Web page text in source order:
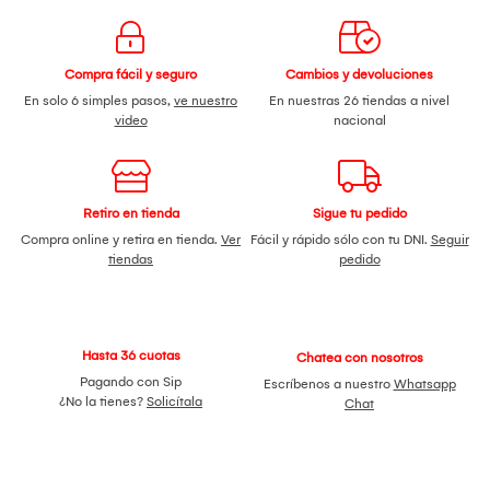
Compra fácil y seguro
En solo 6 simples pasos, ve nuestro
video
Cambios y devoluciones
En nuestras 26 tiendas a nivel
nacional
Retiro en tienda
Compra online y retira en tienda. Ver
tiendas
Sigue tu pedido
Fácil y rápido sólo con tu DNI. Seguir
pedido
Hasta 36 cuotas
Pagando con Sip
¿No la tienes? Solicítala
Chatea con nosotros
Escríbenos a nuestro Whatsapp
Chat